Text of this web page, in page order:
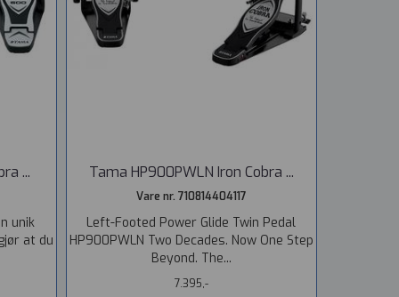
...
unik
at du
Tama HP900PWLN Iron Cobra ...
Vare nr. 710814404117
Left-Footed Power Glide Twin Pedal
HP900PWLN Two Decades. Now One Step
Beyond. The...
7.395,-